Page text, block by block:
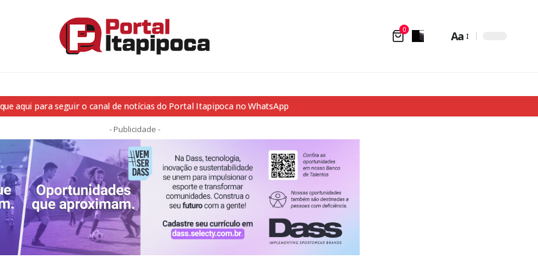
0 Aa
aqui para seguir o canal de notícias do Portal Itapipoca no WhatsApp
- Publicidade -